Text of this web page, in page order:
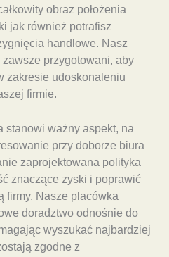
obraz położenia
jak również potrafisz
handlowe. Nasz
przygotowani, aby
zakresie udoskonaleniu
firmie.
stanowi ważny aspekt, na
przy doborze biura
zaprojektowana polityka
znaczące zyski i poprawić
firmy. Nasze placówka
doradztwo odnośnie do
wyszukać najbardziej
zgodne z